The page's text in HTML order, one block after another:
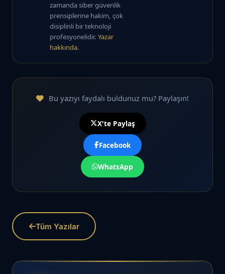
zamanda siber güvenlik
prensiplerine hakim, çok
disiplinli bir teknoloji
profesyonelidir. Yazar
hakkında.
Bu yazıyı faydalı buldunuz mu? Paylaşın!
X'te Paylaş
Facebook
WhatsApp
Tüm Yazılar